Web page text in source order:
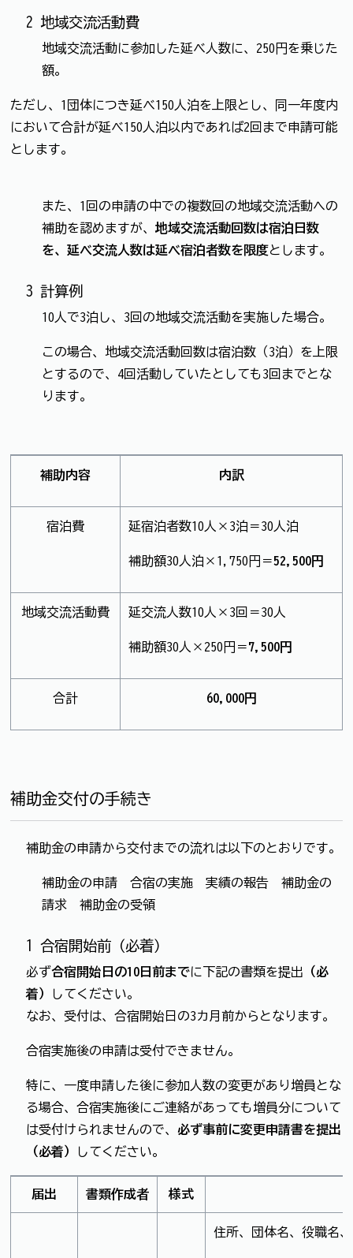
2 地域交流活動費
地域交流活動に参加した延べ人数に、250円を乗じた
額。
ただし、1団体につき延べ150人泊を上限とし、同一年度内
において合計が延べ150人泊以内であれば2回まで申請可能
とします。
また、1回の申請の中での複数回の地域交流活動への
補助を認めますが、 地域交流活動回数は宿泊日数
を、延べ交流人数は延べ宿泊者数を限度とします。
3 計算例
10人で3泊し、3回の地域交流活動を実施した場合。
この場合、地域交流活動回数は宿泊数（3泊）を上限
とするので、4回活動していたとしても3回までとな
ります。
補助内容 内訳
宿泊費 延宿泊者数10人×3泊＝30人泊
補助額30人泊×1,750円＝52,500円
地域交流活動費 延交流人数10人×3回＝30人
補助額30人×250円＝7,500円
合計 60,000円
補助金交付の手続き
補助金の申請から交付までの流れは以下のとおりです。
補助金の申請 → 合宿の実施 → 実績の報告 → 補助金の
請求 → 補助金の受領
1 合宿開始前（必着）
必ず合宿開始日の10日前までに下記の書類を提出 （必
着）
してください。
なお、受付は、合宿開始日の3カ月前からとなります。
合宿実施後の申請は受付できません。
特に、一度申請した後に参加人数の変更があり増員とな
る場合、合宿実施後にご連絡があっても増員分について
は受付けられませんので、 必ず事前に変更申請書を提出
（必着）
してください。
届出 書類作成者 様式
住所、団体名、役職名